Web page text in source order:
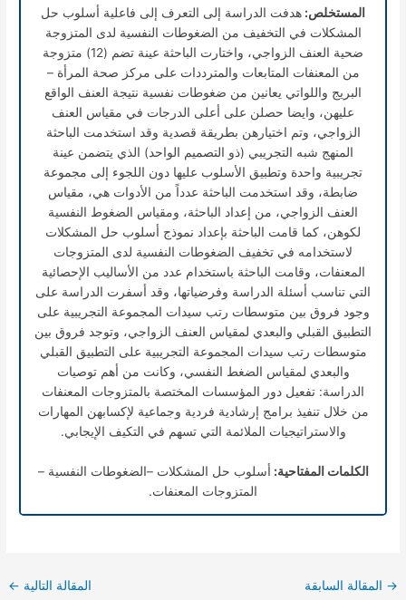
المستخلص: هدفت الدراسة إلى التعرف إلى فاعلية أسلوب حل
المشكلات في التخفيف من الضغوطات النفسية لدى المتزوجة
ضحية العنف الزواجي، واختارت الباحثة عينة تضم (12) متزوجة
من المعنفات المتابعات والمترددات على مركز صحة المرأة –
البريج واللواتي يعانين من ضغوطات نفسية نتيجة العنف الواقع
عليهن، وايضا حصلن على أعلى الدرجات في مقياس العنف
الزواجي، وتم اختيارهن بطريقة قصدية وقد استخدمت الباحثة
المنهج شبه التجريبي (ذو التصميم الواحد) الذي يتضمن عينة
تجريبية واحدة وتطبيق الأسلوب عليها دون اللجوء إلى مجموعة
ضابطة، وقد استخدمت الباحثة عدداً من الأدوات هي، مقياس
العنف الزواجي، من إعداد الباحثة، ومقياس الضغوط النفسية
لكوهن، كما قامت الباحثة بإعداد نموذج أسلوب حل المشكلات
لاستخدامه في تخفيف الضغوطات النفسية لدى المتزوجات
المعنفات، وقامت الباحثة باستخدام عدد من الأساليب الإحصائية
التي تناسب أسئلة الدراسة وفرضياتها، وقد أسفرت الدراسة على
وجود فروق بين متوسطات رتب سيدات المجموعة التجريبية على
التطبيق القبلي والبعدي لمقياس العنف الزواجي، وتوجد فروق بين
متوسطات رتب سيدات المجموعة التجريبية على التطبيق القبلي
والبعدي لمقياس الضغط النفسي، وكانت من أهم توصيات
الدراسة: تفعيل دور المؤسسات المختصة بالمتزوجات المعنفات
من خلال تنفيذ برامج إرشادية فردية وجماعية لإكسابهن المهارات
والاستراتيجيات الملائمة التي تسهم في التكيف الإيجابي.
الكلمات المفتاحية: أسلوب حل المشكلات –الضغوطات النفسية –
المتزوجات المعنفات.
→ المقالة السابقة المقالة التالية ←